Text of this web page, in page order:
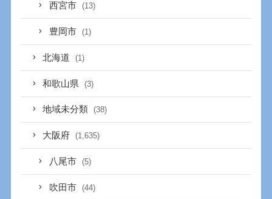
西宮市 (13)
豊岡市 (1)
北海道 (1)
和歌山県 (3)
地域未分類 (38)
大阪府 (1,635)
八尾市 (5)
吹田市 (44)